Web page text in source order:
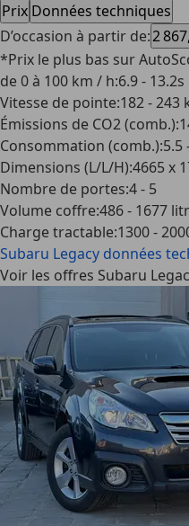
Prix Données techniques
D’occasion à partir de:2
*Prix le plus bas sur
de 0 à 100 km / h:6.9 - 13.2s
Vitesse de pointe:182 - 243
Émissions de CO2 (comb.):
Consommation (comb.):5.5
Dimensions (L/L/H):4665 x
Nombre de portes:4 - 5
Volume coffre:486 - 1677
Charge tractable:1300 -
Subaru Legacy données
Voir les offres Subaru